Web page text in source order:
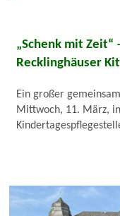
„Schenk mit
Recklinghäuser
Ein großer
Mittwoch, 11. März,